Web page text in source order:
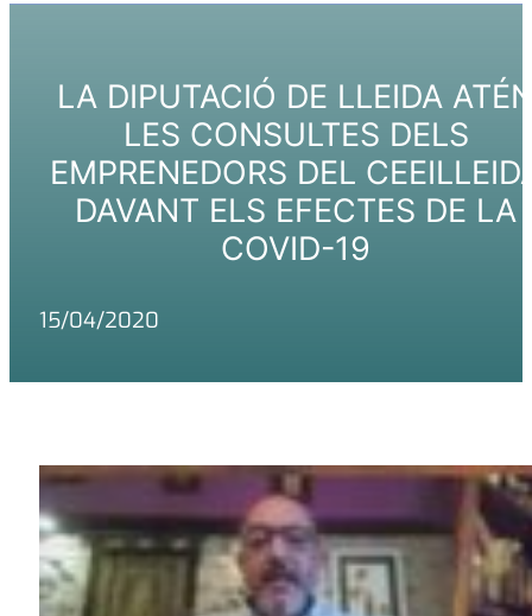
LA DIPUTACIÓ DE LLEIDA
LES CONSULTES DELS
EMPRENEDORS DEL
DAVANT ELS EFECTES DE LA
COVID-19
15/04/2020